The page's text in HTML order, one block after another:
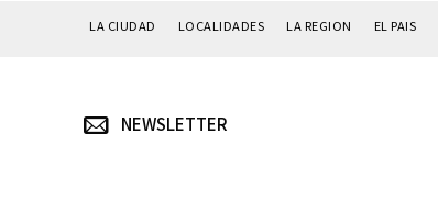
LA CIUDAD LOCALIDADES LA REGION EL PAIS
NEWSLETTER